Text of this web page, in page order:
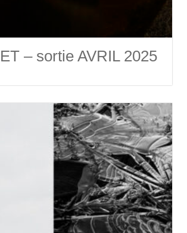
– sortie AVRIL 2025